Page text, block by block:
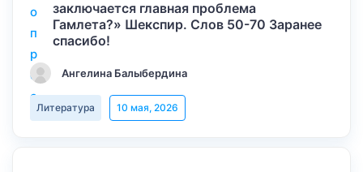
заключается главная проблема
Гамлета?» Шекспир. Слов 50-70 Заранее
спасибо!
Ангелина Балыбердина
Литература 10 мая, 2026